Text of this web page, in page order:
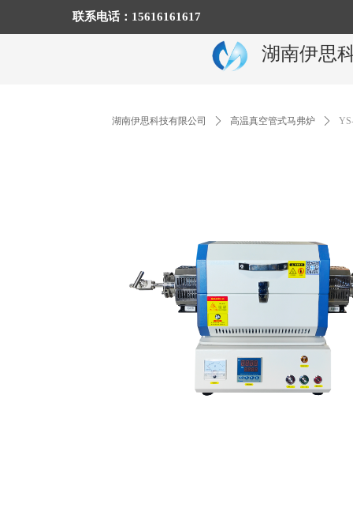
湖南伊思
联系电话：15616161617
湖南伊思科技有限公司 ꄲ 高温真空管式马弗炉 ꄲ